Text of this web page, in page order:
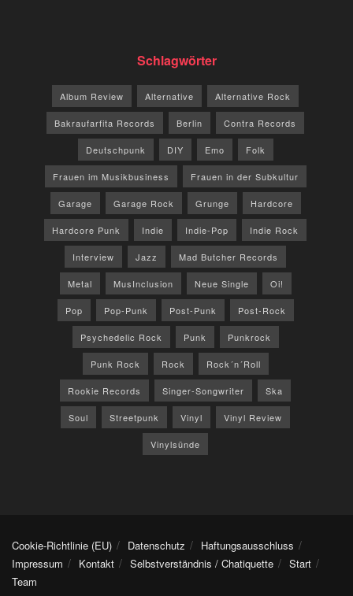
Schlagwörter
Album Review Alternative Alternative Rock
Bakraufarfita Records Berlin Contra Records
Deutschpunk DIY Emo Folk
Frauen im Musikbusiness Frauen in der Subkultur
Garage Garage Rock Grunge Hardcore
Hardcore Punk Indie Indie-Pop Indie Rock
Interview Jazz Mad Butcher Records
Metal MusInclusion Neue Single Oi!
Pop Pop-Punk Post-Punk Post-Rock
Psychedelic Rock Punk Punkrock
Punk Rock Rock Rock´n´Roll
Rookie Records Singer-Songwriter Ska
Soul Streetpunk Vinyl Vinyl Review
Vinylsünde
Cookie-Richtlinie (EU) Datenschutz
Haftungsausschluss
Impressum
Kontakt Selbstverständnis / Chatiquette
Start
Team